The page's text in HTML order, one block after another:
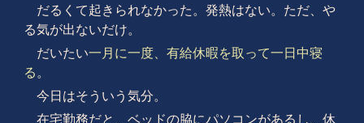
だるくて起きられなかった。発熱はない。ただ、や
る気が出ないだけ。
だいたい一月に一度、有給休暇を取って一日中寝
る 。
今日はそういう気分。
在宅勤務だと、ベッドの脇にパソコンがあるし、休